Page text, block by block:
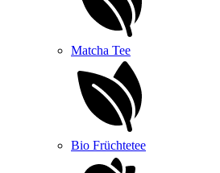
Matcha Tee
Bio Früchtetee